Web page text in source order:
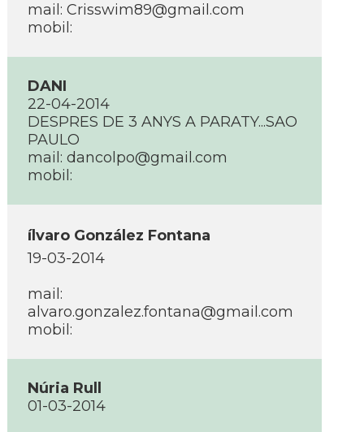
mail: Crisswim89@gmail.com
mobil:
DANI
22-04-2014
DESPRES DE 3 ANYS A PARATY...SAO
PAULO
mail: dancolpo@gmail.com
mobil:
ílvaro González Fontana
19-03-2014
mail:
alvaro.gonzalez.fontana@gmail.com
mobil:
Núria Rull
01-03-2014